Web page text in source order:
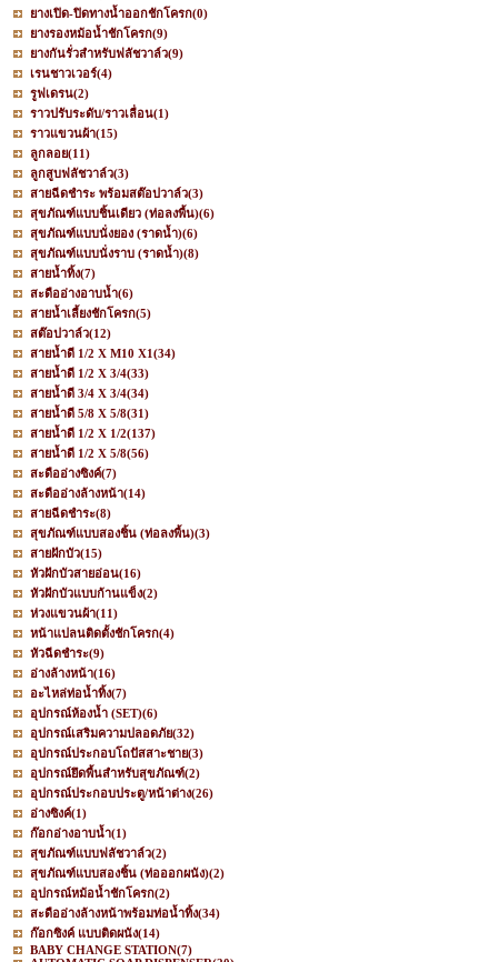
ยางเปิด-ปิดทางน้ำออกชักโครก(0)
ยางรองหม้อน้ำชักโครก(9)
ยางกันรั่วสำหรับฟลัชวาล์ว(9)
เรนชาวเวอร์(4)
รูฟเดรน(2)
ราวปรับระดับ/ราวเลื่อน(1)
ราวแขวนผ้า(15)
ลูกลอย(11)
ลูกสูบฟลัชวาล์ว(3)
สายฉีดชำระ พร้อมสต๊อปวาล์ว(3)
สุขภัณฑ์แบบชิ้นเดียว (ท่อลงพื้น)(6)
สุขภัณฑ์แบบนั่งยอง (ราดน้ำ)(6)
สุขภัณฑ์แบบนั่งราบ (ราดน้ำ)(8)
สายน้ำทิ้ง(7)
สะดืออ่างอาบน้ำ(6)
สายน้ำเลี้ยงชักโครก(5)
สต๊อปวาล์ว(12)
สายน้ำดี 1/2 X M10 X1(34)
สายน้ำดี 1/2 X 3/4(33)
สายน้ำดี 3/4 X 3/4(34)
สายน้ำดี 5/8 X 5/8(31)
สายน้ำดี 1/2 X 1/2(137)
สายน้ำดี 1/2 X 5/8(56)
สะดืออ่างซิงค์(7)
สะดืออ่างล้างหน้า(14)
สายฉีดชำระ(8)
สุขภัณฑ์แบบสองชิ้น (ท่อลงพื้น)(3)
สายฝักบัว(15)
หัวฝักบัวสายอ่อน(16)
หัวฝักบัวแบบก้านแข็ง(2)
ห่วงแขวนผ้า(11)
หน้าแปลนติดตั้งชักโครก(4)
หัวฉีดชำระ(9)
อ่างล้างหน้า(16)
อะไหล่ท่อน้ำทิ้ง(7)
อุปกรณ์ห้องน้ำ (SET)(6)
อุปกรณ์เสริมความปลอดภัย(32)
อุปกรณ์ประกอบโถปัสสาะชาย(3)
อุปกรณ์ยึดพื้นสำหรับสุขภัณฑ์(2)
อุปกรณ์ประกอบประตู/หน้าต่าง(26)
อ่างซิงค์(1)
ก๊อกอ่างอาบน้ำ(1)
สุขภัณฑ์แบบฟลัชวาล์ว(2)
สุขภัณฑ์แบบสองชิ้น (ท่อออกผนัง)(2)
อุปกรณ์หม้อน้ำชักโครก(2)
สะดืออ่างล้างหน้าพร้อมท่อน้ำทิ้ง(34)
ก๊อกซิงค์ แบบติดผนัง(14)
BABY CHANGE STATION(7)